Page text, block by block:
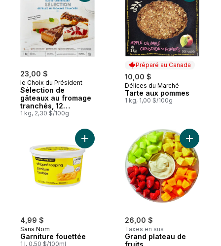
23,00 $
le Choix du Président
Sélection de
gâteaux au fromage
tranchés, 12
tranches
1 kg, 2,30 $/100g
Préparé au Canada
10,00 $
Préparé au Canada
Délices du Marché
Tarte aux pommes
1 kg, 1,00 $/100g
4,99 $
Sans Nom
Garniture fouettée
1 l, 0,50 $/100ml
Ajouter Garniture fouettée au panier
26,00 $
Taxes en sus
Grand plateau de
Ajouter